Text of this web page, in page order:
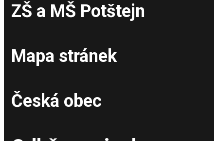
ZŠ a MŠ Potštejn
Mapa stránek
Česká obec